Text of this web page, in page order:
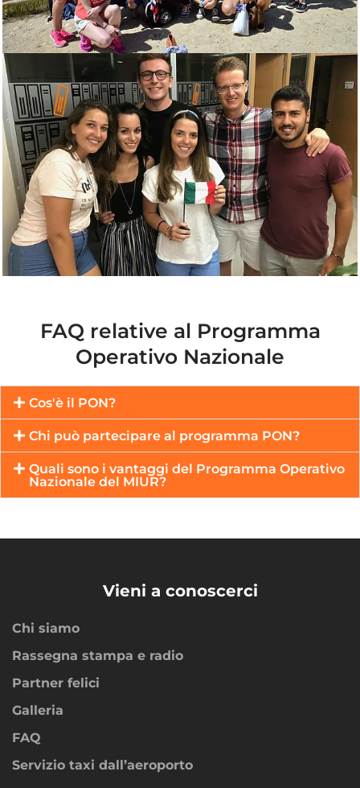
FAQ relative al Programma
Operativo Nazionale
Cos'è il PON?
Chi può partecipare al programma PON?
Quali sono i vantaggi del Programma Operativo
Nazionale del MIUR?
Vieni a conoscerci
Chi siamo
Rassegna stampa e radio
Partner felici
Galleria
FAQ
Servizio taxi dall’aeroporto